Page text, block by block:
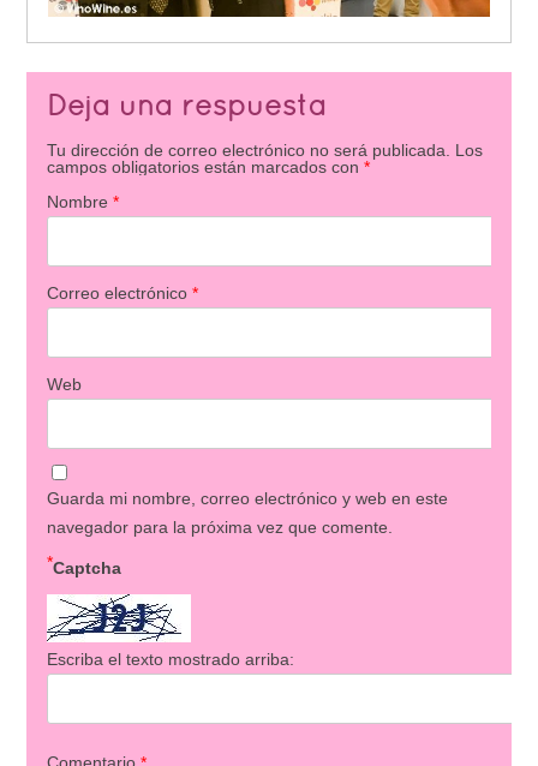
Deja una respuesta
Tu dirección de correo electrónico no será publicada.
Los
campos obligatorios están marcados con *
Nombre *
Correo electrónico *
Web
Guarda mi nombre, correo electrónico y web en este
navegador para la próxima vez que comente.
Captcha
*
Escriba el texto mostrado arriba:
Comentario *